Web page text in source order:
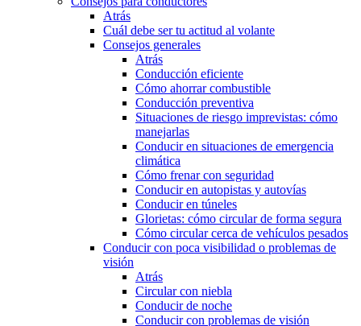
Atrás
Cuál debe ser tu actitud al volante
Consejos generales
Atrás
Conducción eficiente
Cómo ahorrar combustible
Conducción preventiva
Situaciones de riesgo imprevistas: cómo
manejarlas
Conducir en situaciones de emergencia
climática
Cómo frenar con seguridad
Conducir en autopistas y autovías
Conducir en túneles
Glorietas: cómo circular de forma segura
Cómo circular cerca de vehículos pesados
Conducir con poca visibilidad o problemas de
visión
Atrás
Circular con niebla
Conducir de noche
Conducir con problemas de visión